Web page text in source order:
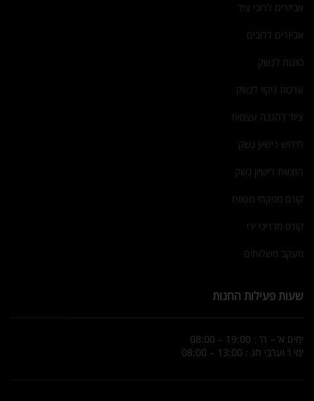
אביזרים לרובי ציד
אביזרים לרובים
כוונות לנשק
ערכות ניקוי לנשק
ציוד להגנה עצמית
חידוש רישיון נשק
הוצאת רישיון נשק
קורס מפקחי מטווח
קורס מדריכי ירי
מעקב משלוחים
שעות פעילות החנות
ימים א’ – ה’ : 19:00 – 08:00
ימי ו’ וערבי חג : 13:00 – 08:00